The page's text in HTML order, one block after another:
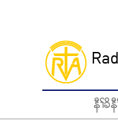
နီႈခိ